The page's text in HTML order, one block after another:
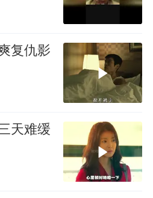
复仇影
天难缓